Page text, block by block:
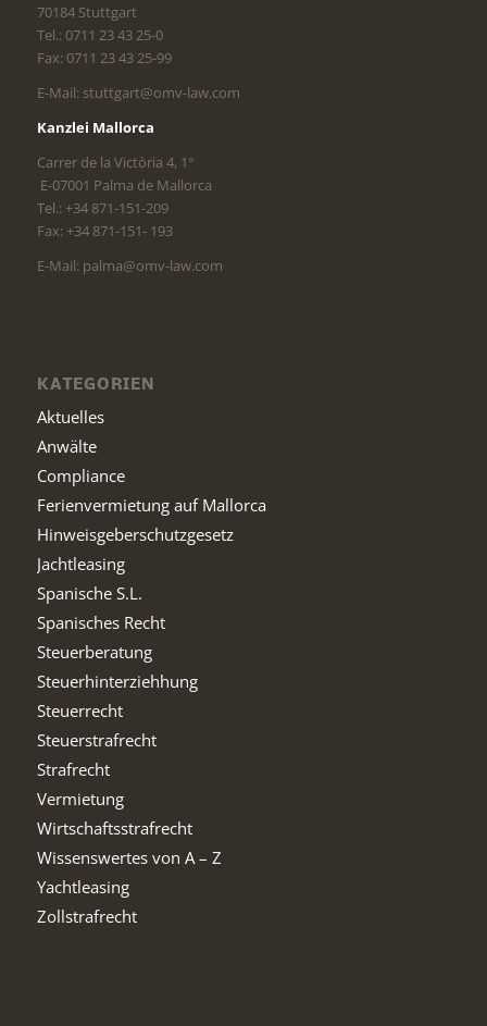
70184 Stuttgart
Tel.: 0711 23 43 25-0
Fax: 0711 23 43 25-99
E-Mail: stuttgart@omv-law.com
Kanzlei Mallorca
Carrer de la Victòria 4, 1°
E-07001 Palma de Mallorca
Tel.: +34 871-151-209
Fax: +34 871-151- 193
E-Mail: palma@omv-law.com
KATEGORIEN
Aktuelles
Anwälte
Compliance
Ferienvermietung auf Mallorca
Hinweisgeberschutzgesetz
Jachtleasing
Spanische S.L.
Spanisches Recht
Steuerberatung
Steuerhinterziehhung
Steuerrecht
Steuerstrafrecht
Strafrecht
Vermietung
Wirtschaftsstrafrecht
Wissenswertes von A – Z
Yachtleasing
Zollstrafrecht